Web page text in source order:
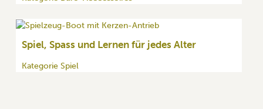
Spiel, Spass und Lernen für jedes Alter
Kategorie Spiel